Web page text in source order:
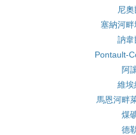
尼奧
塞納河畔
訥韋
Pontault-
阿
維埃
馬恩河畔
煤
德